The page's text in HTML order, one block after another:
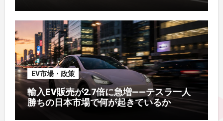
EV市場・政策
輸入EV販売が2.7倍に急増——テスラ一人
勝ちの日本市場で何が起きているか